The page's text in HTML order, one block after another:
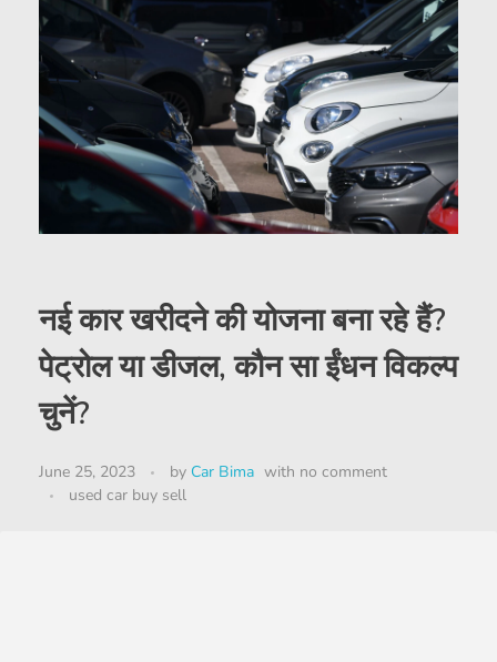
नई कार खरीदने की योजना बना रहे हैं?
पेट्रोल या डीजल, कौन सा ईंधन विकल्प
चुनें?
June 25, 2023 by Car Bima with no comment
used car buy sell